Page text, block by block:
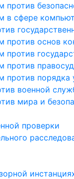
против
в сфере
против основ
против
против
против порядка
военной
мира и
проверки